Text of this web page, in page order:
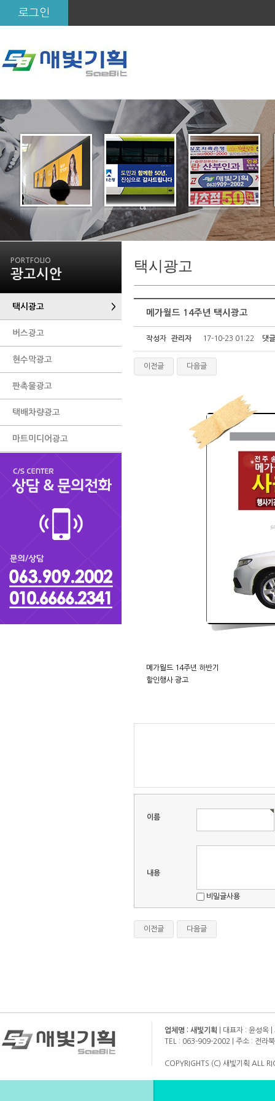
로그인
PORTFOLIO
광고시안
택시광고 >
버스광고
현수막광고
판촉물광고
택배차량광고
마트미디어광고
택시광고
메가월드 14주년 택시광고
작성자 관리자 17-10-23 01:22 댓글
이전글 다음글
메가월드 14주년 하반기
할인행사 광고
이름
내용
비밀글사용
이전글 다음글
업체명 : 새빛기획 | 대표자 : 윤성옥
TEL : 063-909-2002 | 주소 : 전라
COPYRIGHTS (C) 새빛기획 ALL